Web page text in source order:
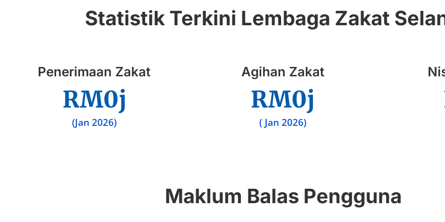
Statistik Terkini Lembaga Zakat
Penerimaan Zakat
(Jan 2026)
RM0j
Agihan Zakat
( Jan 2026)
RM0j
Maklum Balas Pengguna